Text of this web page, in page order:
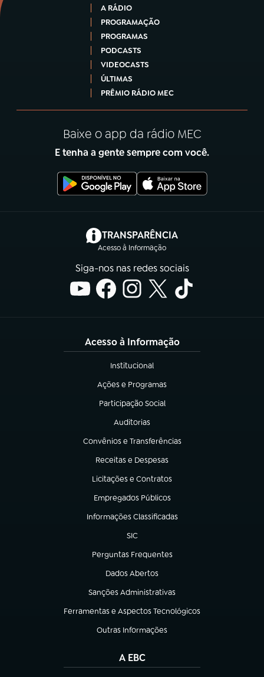
A RÁDIO
PROGRAMAÇÃO
PROGRAMAS
PODCASTS
VIDEOCASTS
ÚLTIMAS
PRÊMIO RÁDIO MEC
Baixe o app da rádio MEC
E tenha a gente sempre com você.
TRANSPARÊNCIA
Acesso à Informação
(abre em nova aba)
Siga-nos nas redes sociais
Acesso à Informação
Institucional
(abre em nova aba)
Ações e Programas
(abre em nova aba)
Participação Social
(abre em nova aba)
Auditorias
(abre em nova aba)
Convênios e Transferências
(abre em nova aba)
Receitas e Despesas
(abre em nova aba)
Licitações e Contratos
(abre em nova aba)
Empregados Públicos
(abre em nova aba)
Informações Classificadas
(abre em nova aba)
SIC
(abre em nova aba)
Perguntas Frequentes
(abre em nova aba)
Dados Abertos
(abre em nova aba)
Sanções Administrativas
(abre em nova aba)
Ferramentas e Aspectos Tecnológicos
(abre em nova aba)
Outras Informações
(abre em nova aba)
A EBC